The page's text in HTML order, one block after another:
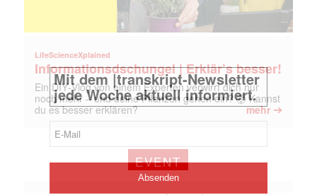
LifeScienceXplained
Informationsdschungel | Erklär’s besser!
Ein DIY‑Vlog von einem Experten verwirrt dich nur
noch mehr – und deine Pflanzen gehen ein? 🤯 Kannst
du es besser erklären?
mehr ➔
EVENT